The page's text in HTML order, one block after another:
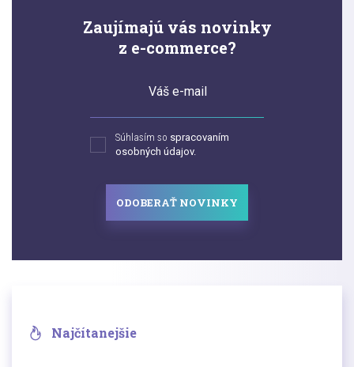
Zaujímajú vás novinky
z e-commerce?
Váš e-mail
Súhlasím so spracovaním
osobných údajov.
ODOBERAŤ NOVINKY
Najčítanejšie